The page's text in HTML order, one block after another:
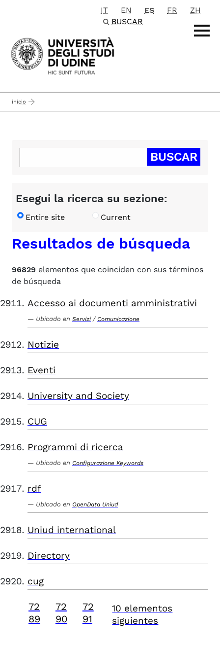
Passa al contenuto principale
IT EN ES FR
ZH
BUSCAR
inicio
Esegui la ricerca su sezione:
Entire site Current
Resultados de búsqueda
96829 elementos que coinciden con sus términos
de búsqueda
Accesso ai documenti amministrativi
Ubicado en Servizi / Comunicazione
Notizie
Eventi
University and Society
CUG
Programmi di ricerca
Ubicado en Configurazione Keywords
rdf
Ubicado en OpenData Uniud
Uniud international
Directory
cug
72
89
72
90
72
91
10 elementos
siguientes